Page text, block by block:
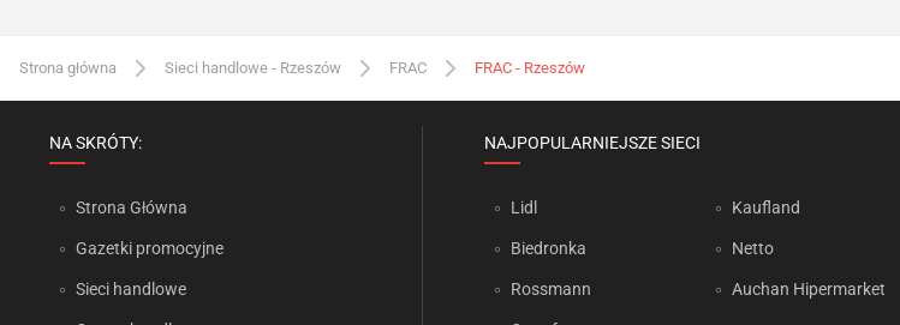
Strona główna Sieci handlowe - Rzeszów FRAC FRAC - Rzeszów
NA SKRÓTY:
Strona Główna
Gazetki promocyjne
Sieci handlowe
NAJPOPULARNIEJSZE SIECI
Lidl
Biedronka
Rossmann
Kaufland
Netto
Auchan Hipermarket